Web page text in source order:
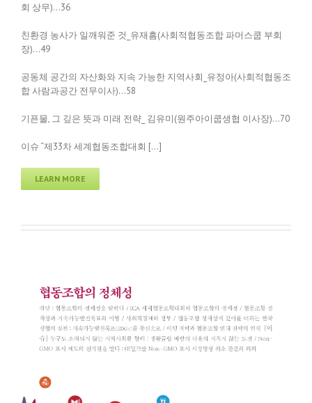
회 상무)…36
친환경 농사가 일깨워준 것_유재흠(사회적협동조합 파머스쿱 부회
장)…49
공동체 공간의 자산화와 지속 가능한 지역사회_유정아(사회적협동조
합 사람과공간 전무이사)…58
기픈물, 그 깊은 뜻과 미래 전략_ 김유미(원주아이쿱생협 이사장)…70
이슈 “제33차 세계협동조합대회 […]
LEARN MORE